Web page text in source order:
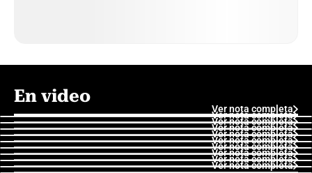
En video
Ver nota completa
Ver nota completa
Ver nota completa
Ver nota completa
Ver nota completa
Ver nota completa
Ver nota completa
Ver nota completa
Ver nota completa
Ver nota completa